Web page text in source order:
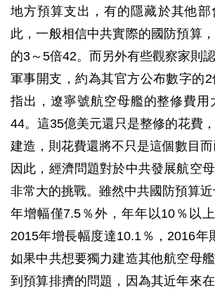
地方預算支出，有的隱藏於其他部
此，一般相信中共實際的國防預算
的3～5倍42。而另外有些觀察家則
軍事開支，約為其官方公布數字的
指出，遼寧號航空母艦的整修費用
44。這35億美元還只是整修的花費
建造，則花費還將不只是這個數目而
因此，經濟問題對於中共發展航空
非常大的挑戰。雖然中共國防預算
年增幅僅7.5％外，年年以10％以
2015年增長幅度達10.1％，2016年
如果中共想要獨力建造其他航空母
到預算排擠的問題，因為其近年來